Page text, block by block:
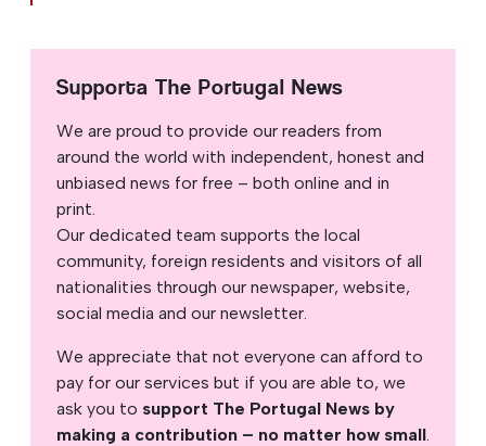
Supporta The Portugal News
We are proud to provide our readers from
around the world with independent, honest and
unbiased news for free – both online and in
print.
Our dedicated team supports the local
community, foreign residents and visitors of all
nationalities through our newspaper, website,
social media and our newsletter.
We appreciate that not everyone can afford to
pay for our services but if you are able to, we
ask you to support The Portugal News by
making a contribution – no matter how small.